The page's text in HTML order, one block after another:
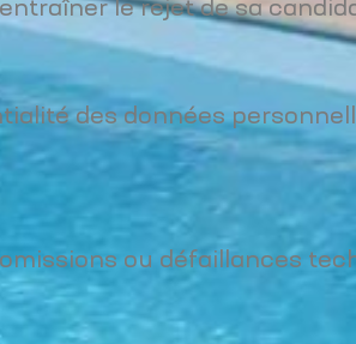
le rejet de sa
des données
ou défaillances